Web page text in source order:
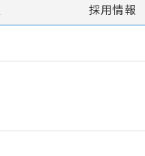
採用情報